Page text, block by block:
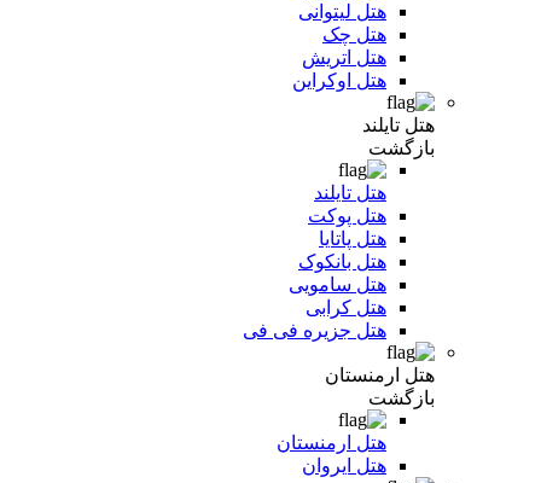
هتل لیتوانی
هتل چک
هتل اتریش
هتل اوکراین
هتل تایلند
بازگشت
هتل تایلند
هتل پوکت
هتل پاتایا
هتل بانکوک
هتل سامویی
هتل کرابی
هتل جزیره فی فی
هتل ارمنستان
بازگشت
هتل ارمنستان
هتل ایروان